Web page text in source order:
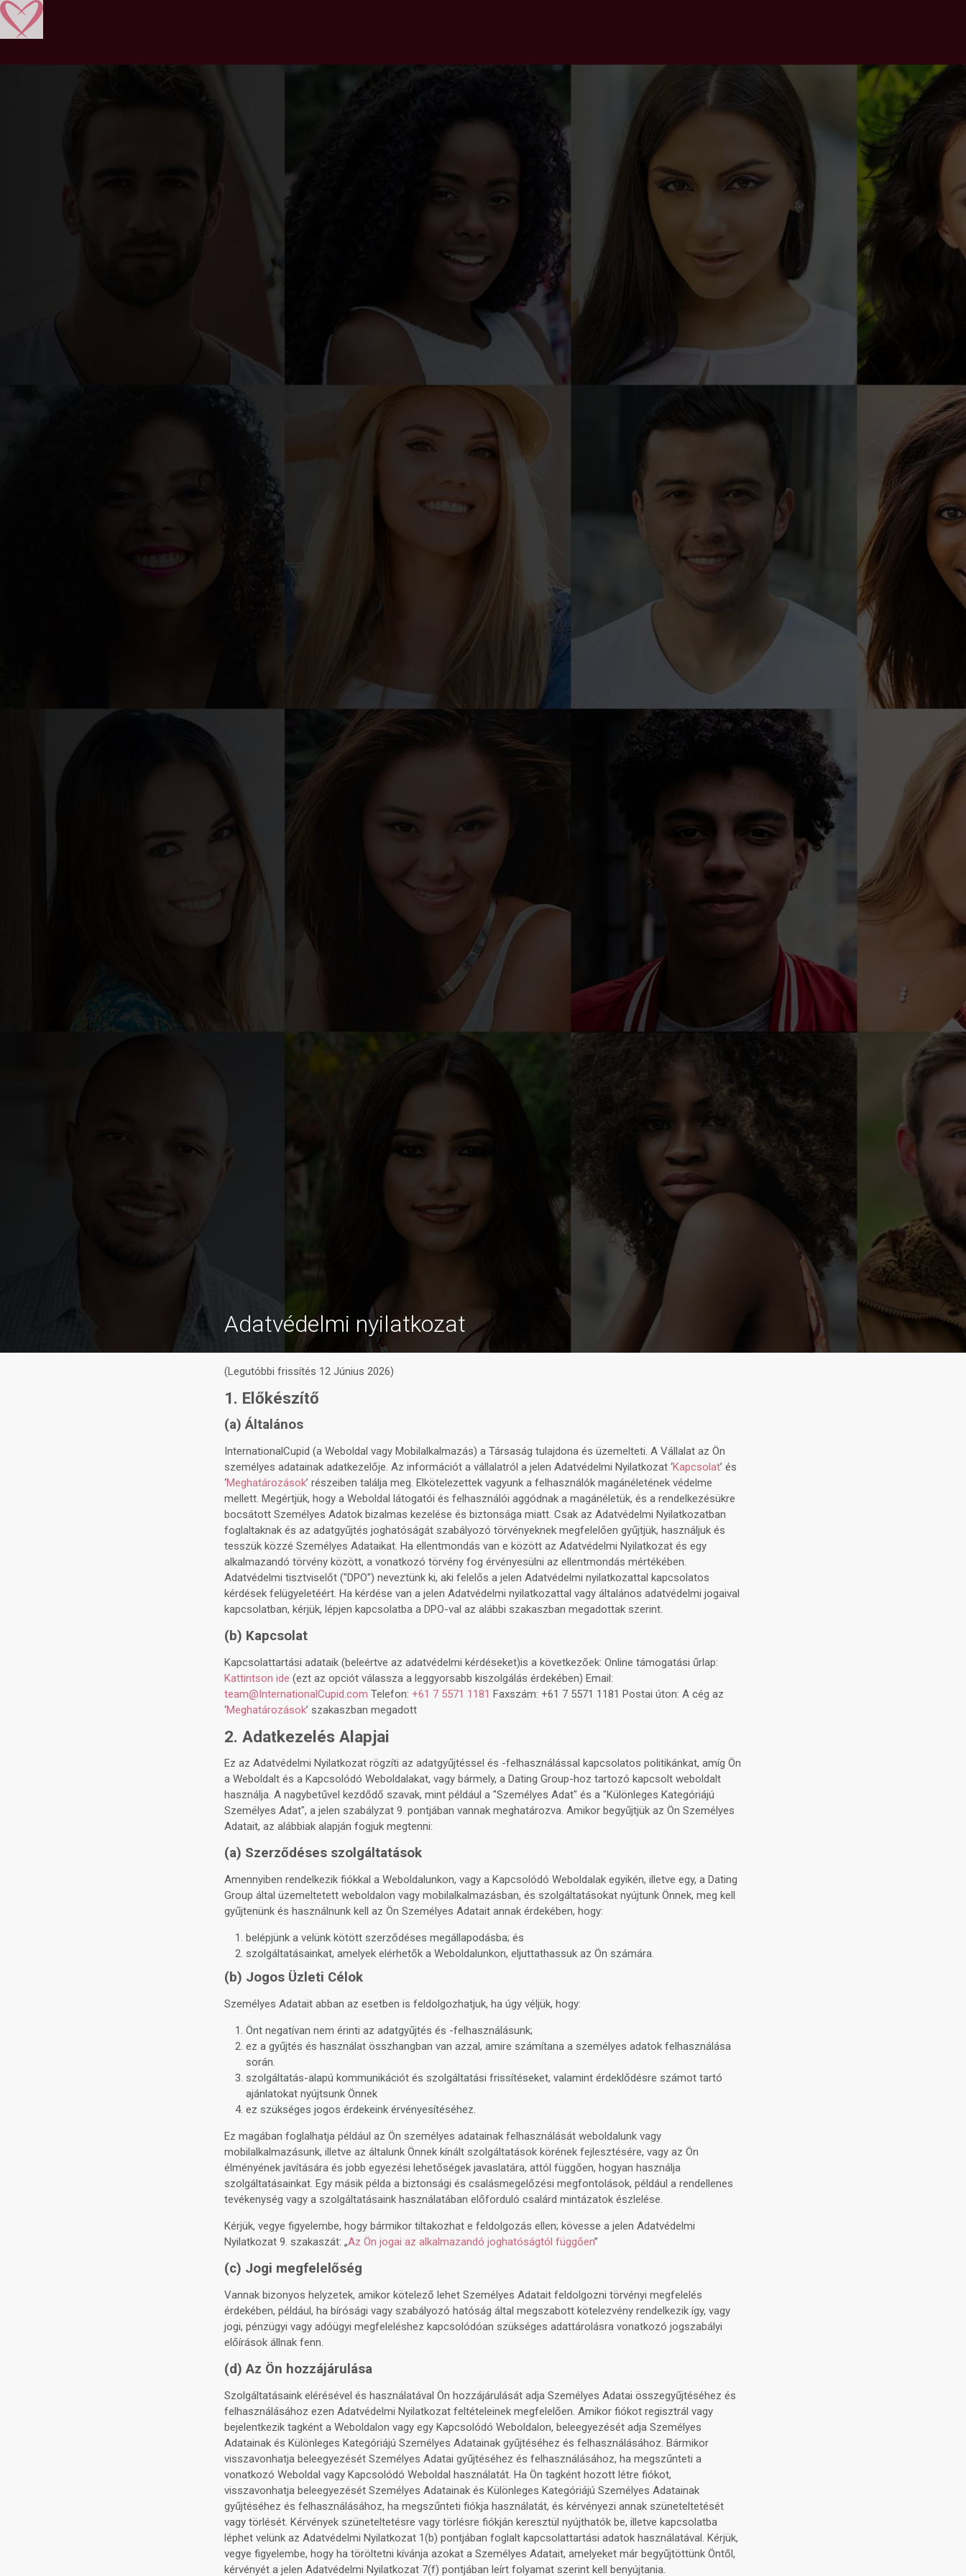
Adatvédelmi nyilatkozat
(Legutóbbi frissítés 12 Június 2026)
1. Előkészítő
(a) Általános
InternationalCupid (a Weboldal vagy Mobilalkalmazás) a Társaság tulajdona és üzemelteti. A Vállalat az Ön
személyes adatainak adatkezelője. Az információt a vállalatról a jelen Adatvédelmi Nyilatkozat ‘Kapcsolat’ és
‘Meghatározások’ részeiben találja meg. Elkötelezettek vagyunk a felhasználók magánéletének védelme
mellett. Megértjük, hogy a Weboldal látogatói és felhasználói aggódnak a magánéletük, és a rendelkezésükre
bocsátott Személyes Adatok bizalmas kezelése és biztonsága miatt. Csak az Adatvédelmi Nyilatkozatban
foglaltaknak és az adatgyűjtés joghatóságát szabályozó törvényeknek megfelelően gyűjtjük, használjuk és
tesszük közzé Személyes Adataikat. Ha ellentmondás van e között az Adatvédelmi Nyilatkozat és egy
alkalmazandó törvény között, a vonatkozó törvény fog érvényesülni az ellentmondás mértékében.
Adatvédelmi tisztviselőt ("DPO") neveztünk ki, aki felelős a jelen Adatvédelmi nyilatkozattal kapcsolatos
kérdések felügyeletéért. Ha kérdése van a jelen Adatvédelmi nyilatkozattal vagy általános adatvédelmi jogaival
kapcsolatban, kérjük, lépjen kapcsolatba a DPO-val az alábbi szakaszban megadottak szerint.
(b) Kapcsolat
Kapcsolattartási adataik (beleértve az adatvédelmi kérdéseket)is a következőek: Online támogatási űrlap:
Kattintson ide (ezt az opciót válassza a leggyorsabb kiszolgálás érdekében) Email:
team@InternationalCupid.com Telefon: +61 7 5571 1181 Faxszám: +61 7 5571 1181 Postai úton: A cég az
‘Meghatározások’ szakaszban megadott
2. Adatkezelés Alapjai
Ez az Adatvédelmi Nyilatkozat rögzíti az adatgyűjtéssel és -felhasználással kapcsolatos politikánkat, amíg Ön
a Weboldalt és a Kapcsolódó Weboldalakat, vagy bármely, a Dating Group-hoz tartozó kapcsolt weboldalt
használja. A nagybetűvel kezdődő szavak, mint például a "Személyes Adat" és a "Különleges Kategóriájú
Személyes Adat", a jelen szabályzat 9. pontjában vannak meghatározva. Amikor begyűjtjük az Ön Személyes
Adatait, az alábbiak alapján fogjuk megtenni:
(a) Szerződéses szolgáltatások
Amennyiben rendelkezik fiókkal a Weboldalunkon, vagy a Kapcsolódó Weboldalak egyikén, illetve egy, a Dating
Group által üzemeltetett weboldalon vagy mobilalkalmazásban, és szolgáltatásokat nyújtunk Önnek, meg kell
gyűjtenünk és használnunk kell az Ön Személyes Adatait annak érdekében, hogy:
belépjünk a velünk kötött szerződéses megállapodásba; és
szolgáltatásainkat, amelyek elérhetők a Weboldalunkon, eljuttathassuk az Ön számára.
(b) Jogos Üzleti Célok
Személyes Adatait abban az esetben is feldolgozhatjuk, ha úgy véljük, hogy:
Önt negatívan nem érinti az adatgyűjtés és -felhasználásunk;
ez a gyűjtés és használat összhangban van azzal, amire számítana a személyes adatok felhasználása
során.
szolgáltatás-alapú kommunikációt és szolgáltatási frissítéseket, valamint érdeklődésre számot tartó
ajánlatokat nyújtsunk Önnek
ez szükséges jogos érdekeink érvényesítéséhez.
Ez magában foglalhatja például az Ön személyes adatainak felhasználását weboldalunk vagy
mobilalkalmazásunk, illetve az általunk Önnek kínált szolgáltatások körének fejlesztésére, vagy az Ön
élményének javítására és jobb egyezési lehetőségek javaslatára, attól függően, hogyan használja
szolgáltatásainkat. Egy másik példa a biztonsági és csalásmegelőzési megfontolások, például a rendellenes
tevékenység vagy a szolgáltatásaink használatában előforduló csalárd mintázatok észlelése.
Kérjük, vegye figyelembe, hogy bármikor tiltakozhat e feldolgozás ellen; kövesse a jelen Adatvédelmi
Nyilatkozat 9. szakaszát: „Az Ön jogai az alkalmazandó joghatóságtól függően”
(c) Jogi megfelelőség
Vannak bizonyos helyzetek, amikor kötelező lehet Személyes Adatait feldolgozni törvényi megfelelés
érdekében, például, ha bírósági vagy szabályozó hatóság által megszabott kötelezvény rendelkezik így, vagy
jogi, pénzügyi vagy adóügyi megfeleléshez kapcsolódóan szükséges adattárolásra vonatkozó jogszabályi
előírások állnak fenn.
(d) Az Ön hozzájárulása
Szolgáltatásaink elérésével és használatával Ön hozzájárulását adja Személyes Adatai összegyűjtéséhez és
felhasználásához ezen Adatvédelmi Nyilatkozat feltételeinek megfelelően. Amikor fiókot regisztrál vagy
bejelentkezik tagként a Weboldalon vagy egy Kapcsolódó Weboldalon, beleegyezését adja Személyes
Adatainak és Különleges Kategóriájú Személyes Adatainak gyűjtéséhez és felhasználásához. Bármikor
visszavonhatja beleegyezését Személyes Adatai gyűjtéséhez és felhasználásához, ha megszűnteti a
vonatkozó Weboldal vagy Kapcsolódó Weboldal használatát. Ha Ön tagként hozott létre fiókot,
visszavonhatja beleegyezését Személyes Adatainak és Különleges Kategóriájú Személyes Adatainak
gyűjtéséhez és felhasználásához, ha megszűnteti fiókja használatát, és kérvényezi annak szüneteltetését
vagy törlését. Kérvények szüneteltetésre vagy törlésre fiókján keresztül nyújthatók be, illetve kapcsolatba
léphet velünk az Adatvédelmi Nyilatkozat 1(b) pontjában foglalt kapcsolattartási adatok használatával. Kérjük,
vegye figyelembe, hogy ha töröltetni kívánja azokat a Személyes Adatait, amelyeket már begyűjtöttünk Öntől,
kérvényét a jelen Adatvédelmi Nyilatkozat 7(f) pontjában leírt folyamat szerint kell benyújtania.